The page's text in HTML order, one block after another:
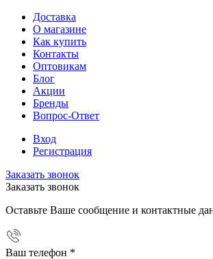
Доставка
О магазине
Как купить
Контакты
Оптовикам
Блог
Акции
Бренды
Вопрос-Ответ
Вход
Регистрация
Заказать звонок
Заказать звонок
Оставьте Ваше сообщение и контактные
Ваш телефон *